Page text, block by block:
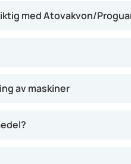
med Atovakvon/
av maskiner